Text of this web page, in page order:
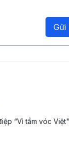
Gửi
“Vì tầm vóc